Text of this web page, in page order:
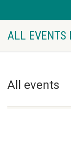
ALL EVENTS
All events